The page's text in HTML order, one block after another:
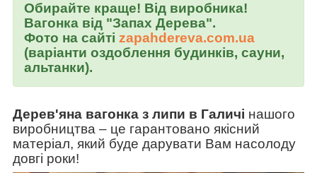
Обирайте краще! Від виробника!
Вагонка від "Запах Дерева".
Фото на сайті zapahdereva.com.ua
(варіанти оздоблення будинків, сауни,
альтанки).
Дерев'яна вагонка з липи в Галичі нашого
виробництва – це гарантовано якісний
матеріал, який буде дарувати Вам насолоду
довгі роки!